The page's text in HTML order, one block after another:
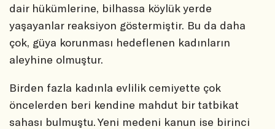
dair hükümlerine, bilhassa köylük yerde
yaşayanlar reaksiyon göstermiştir. Bu da daha
çok, güya korunması hedeflenen kadınların
aleyhine olmuştur.
Birden fazla kadınla evlilik cemiyette çok
öncelerden beri kendine mahdut bir tatbikat
sahası bulmuştu. Yeni medeni kanun ise birinci